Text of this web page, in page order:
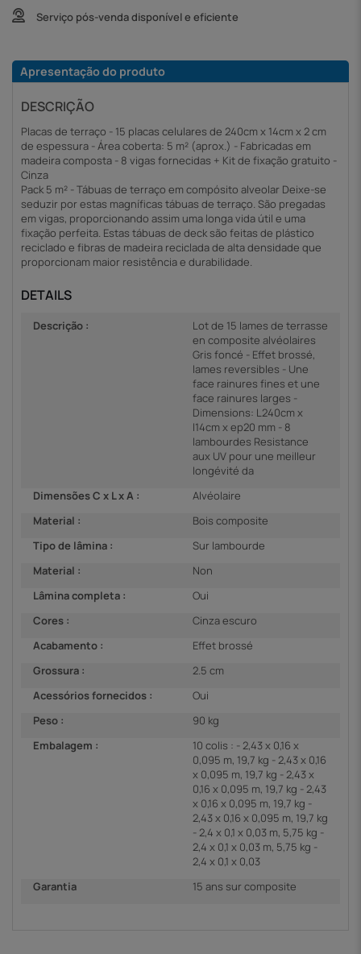
Serviço pós-venda disponível e eficiente
Apresentação do produto
DESCRIÇÃO
Placas de terraço - 15 placas celulares de 240cm x 14cm x 2 cm
de espessura - Área coberta: 5 m² (aprox.) - Fabricadas em
madeira composta - 8 vigas fornecidas + Kit de fixação gratuito -
Cinza
Pack 5 m² - Tábuas de terraço em compósito alveolar Deixe-se
seduzir por estas magníficas tábuas de terraço. São pregadas
em vigas, proporcionando assim uma longa vida útil e uma
fixação perfeita. Estas tábuas de deck são feitas de plástico
reciclado e fibras de madeira reciclada de alta densidade que
proporcionam maior resistência e durabilidade.
DETAILS
Descrição :
Lot de 15 lames de terrasse
en composite alvéolaires
Gris foncé - Effet brossé,
lames reversibles - Une
face rainures fines et une
face rainures larges -
Dimensions: L240cm x
l14cm x ep20 mm - 8
lambourdes Resistance
aux UV pour une meilleur
longévité da
Dimensões C x L x A :
Alvéolaire
Material :
Bois composite
Tipo de lâmina :
Sur lambourde
Material :
Non
Lâmina completa :
Oui
Cores :
Cinza escuro
Acabamento :
Effet brossé
Grossura :
2.5 cm
Acessórios fornecidos :
Oui
Peso :
90 kg
Embalagem :
10 colis : - 2,43 x 0,16 x
0,095 m, 19,7 kg - 2,43 x 0,16
x 0,095 m, 19,7 kg - 2,43 x
0,16 x 0,095 m, 19,7 kg - 2,43
x 0,16 x 0,095 m, 19,7 kg -
2,43 x 0,16 x 0,095 m, 19,7 kg
- 2,4 x 0,1 x 0,03 m, 5,75 kg -
2,4 x 0,1 x 0,03 m, 5,75 kg -
2,4 x 0,1 x 0,03
Garantia
15 ans sur composite